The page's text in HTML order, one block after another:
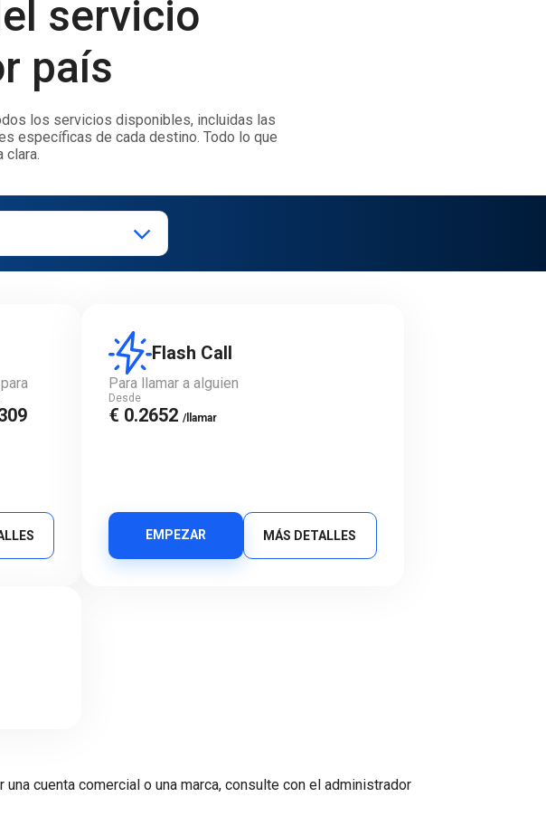
servicio
país
los servicios disponibles, incluidas las
específicas de cada destino. Todo lo que
clara.
Flash Call
Para llamar a alguien
Desde
€ 0.2652/llamar
EMPEZAR MÁS DETALLES
cuenta comercial o una marca, consulte con el administrador